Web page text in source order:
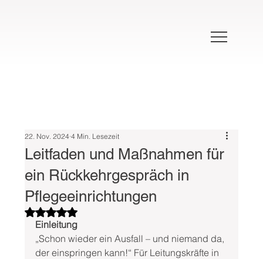
Leitfaden und Maßnahmen für
ein Rückkehrgespräch in
Pflegeeinrichtungen
22. Nov. 2024 4 Min. Lesezeit
Mit NaN von 5 Sternen bewertet.
Einleitung
„Schon wieder ein Ausfall – und niemand da,
der einspringen kann!“ Für Leitungskräfte in